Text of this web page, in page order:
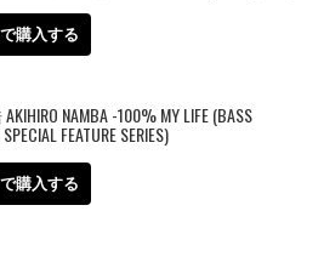
購入する
NAMBA -100% MY LIFE (BASS
FEATURE SERIES)
購入する